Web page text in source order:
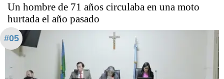
Un hombre de 71 años circulaba en una moto
hurtada el año pasado
#05